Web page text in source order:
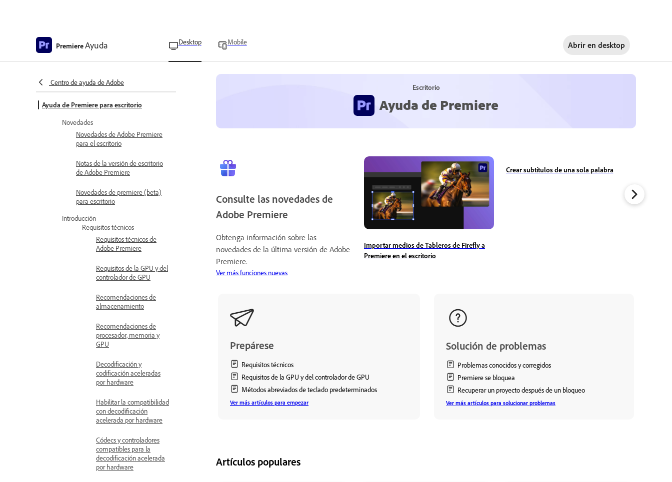
PremiereAyuda Desktop Mobile Abrir en desktop
Centro de ayuda de Adobe
Ayuda de Premiere para escritorio
Novedades
Novedades de Adobe Premiere
para el escritorio
Notas de la versión de escritorio
de Adobe Premiere
Novedades de premiere (beta)
para escritorio
Introducción
Requisitos técnicos
Requisitos técnicos de
Adobe Premiere
Requisitos de la GPU y del
controlador de GPU
Recomendaciones de
almacenamiento
Recomendaciones de
procesador, memoria y
GPU
Decodificación y
codificación aceleradas
por hardware
Habilitar la compatibilidad
con decodificación
acelerada por hardware
Códecs y controladores
compatibles para la
decodificación acelerada
por hardware
Escritorio
Ayuda de Premiere
Consulte las novedades de
Adobe Premiere
Obtenga información sobre las
novedades de la última versión de Adobe
Premiere.
Ver más funciones nuevas
Importar medios de Tableros de Firefly a
Premiere en el escritorio
Crear subtítulos de una sola palabra
Prepárese
Requisitos técnicos
Requisitos de la GPU y del controlador de GPU
Métodos abreviados de teclado predeterminados
Ver más artículos para empezar
Solución de problemas
Problemas conocidos y corregidos
Premiere se bloquea
Recuperar un proyecto después de un bloqueo
Ver más artículos para solucionar problemas
Artículos populares